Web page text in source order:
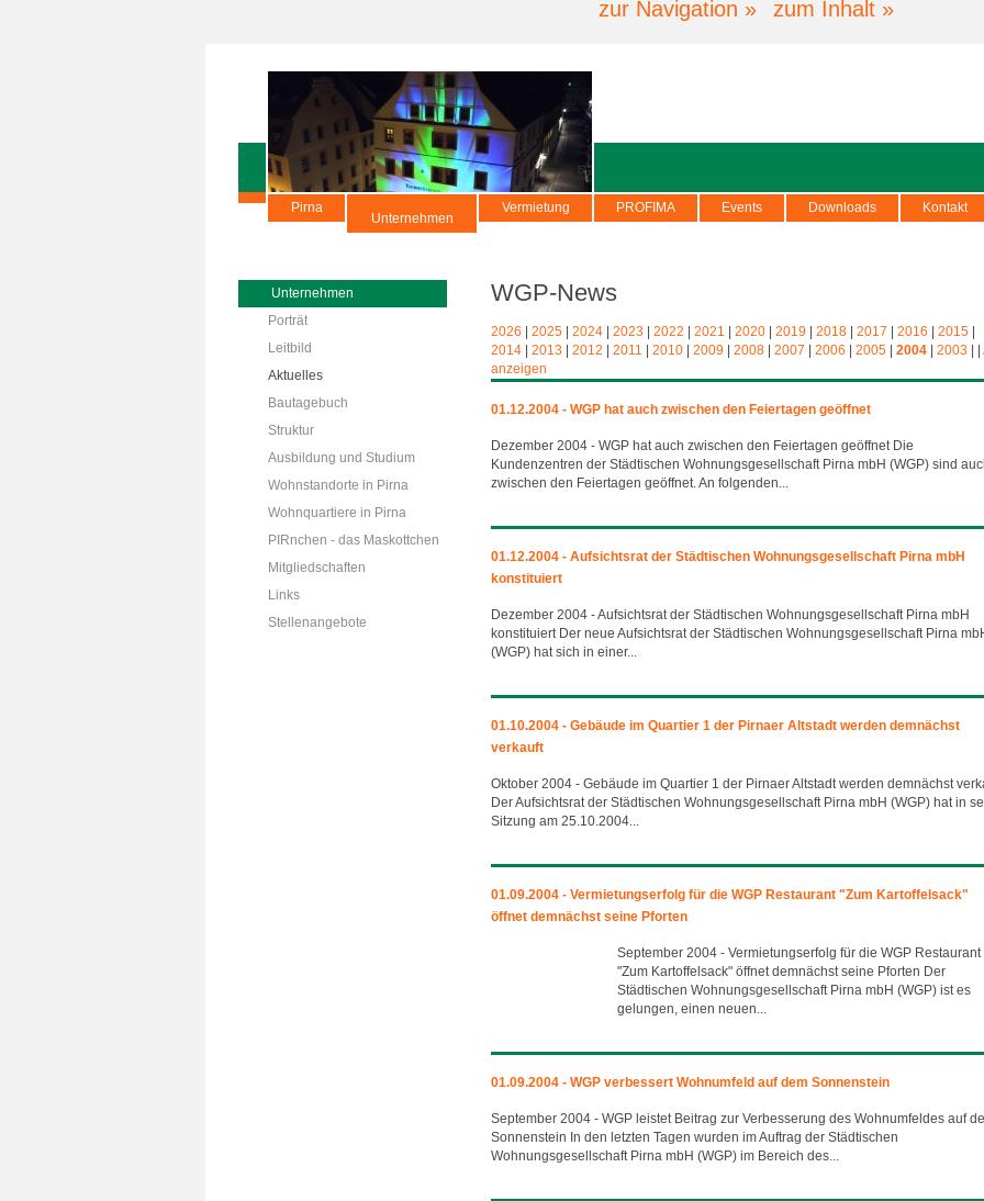
zur Navigation » zum Inhalt »
Pirna
Unternehmen
Vermietung PROFIMA Events Downloads Kontakt
Unternehmen
Porträt
Leitbild
Aktuelles
Bautagebuch
Struktur
Ausbildung und Studium
Wohnstandorte in Pirna
Wohnquartiere in Pirna
PIRnchen - das Maskottchen
Mitgliedschaften
Links
Stellenangebote
WGP-News
2026 2025 2024 2023 2022 2021 2020 2019 2018 2017 2016 2015
2014
2013 2012 2011 2010 2009 2008 2007 2006 2005 2004 2003
anzeigen
01.12.2004 - WGP hat auch zwischen den Feiertagen geöffnet
Dezember 2004 - WGP hat auch zwischen den Feiertagen geöffnet Die
Kundenzentren der Städtischen Wohnungsgesellschaft Pirna mbH (WGP) sind
zwischen den Feiertagen geöffnet. An folgenden...
01.12.2004 - Aufsichtsrat der Städtischen Wohnungsgesellschaft Pirna mbH
konstituiert
Dezember 2004 - Aufsichtsrat der Städtischen Wohnungsgesellschaft Pirna mbH
konstituiert Der neue Aufsichtsrat der Städtischen Wohnungsgesellschaft Pirna
(WGP) hat sich in einer...
01.10.2004 - Gebäude im Quartier 1 der Pirnaer Altstadt werden demnächst
verkauft
Oktober 2004 - Gebäude im Quartier 1 der Pirnaer Altstadt werden demnächst
Der Aufsichtsrat der Städtischen Wohnungsgesellschaft Pirna mbH (WGP) hat in
Sitzung am 25.10.2004...
01.09.2004 - Vermietungserfolg für die WGP Restaurant "Zum Kartoffelsack"
öffnet demnächst seine Pforten
September 2004 - Vermietungserfolg für die WGP Restaurant
"Zum Kartoffelsack" öffnet demnächst seine Pforten Der
Städtischen Wohnungsgesellschaft Pirna mbH (WGP) ist es
gelungen, einen neuen...
01.09.2004 - WGP verbessert Wohnumfeld auf dem Sonnenstein
September 2004 - WGP leistet Beitrag zur Verbesserung des Wohnumfeldes auf
Sonnenstein In den letzten Tagen wurden im Auftrag der Städtischen
Wohnungsgesellschaft Pirna mbH (WGP) im Bereich des...